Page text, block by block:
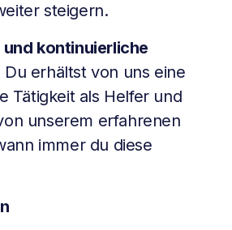
steigern.
kontinuierliche
Du erhältst von uns eine
Tätigkeit als Helfer und
unserem erfahrenen
immer du diese